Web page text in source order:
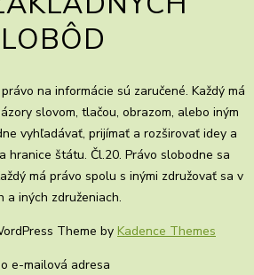
na informácie sú zaručené. Každý má
slovom, tlačou, obrazom, alebo iným
vyhľadávať, prijímať a rozširovať idey a
hranice štátu. Čl.20. Právo slobodne sa
má právo spolu s inými združovať sa v
a iných združeniach.
Theme by Kadence Themes
e-mailová adresa